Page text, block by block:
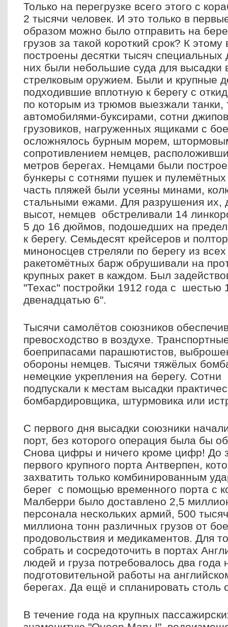
Только на перегрузке всего этого с
2 тысячи человек. И это только в
образом можно было отправить на
грузов за такой короткий срок? К
построены десятки тысяч
них были небольшие суда для высадки
стрелковым оружием. Были и крупные
подходившие вплотную к берегу с
по которым из трюмов выезжали
автомобилями-буксирами, сотни
грузовиков, нагруженных ящиками с
осложнялось бурным морем,
сопротивлением немцев,
метров берегах. Немцами были
бункеры с сотнями пушек и
часть пляжей были усеяны минами,
стальными ежами. Для разрушения их,
высот, немцев обстреливали 14
5 до 16 дюймов, подошедших на
к берегу. Семьдесят крейсеров и
миноносцев стреляли по берегу из
ракетомётных барж обрушивали на
крупных ракет в каждом. Был
"Техас" постройки 1912 года с шестью
двенадцатью 6".
Тысячи самолётов союзников
превосходство в воздухе.
боеприпасами парашютистов,
обороны немцев. Тысячи тяжёлых
немецкие укрепления на берегу. Сотни
подпускали к местам высадки
бомбардировщика, штурмовика или
С первого дня высадки союзники
порт, без которого операция была бы
Снова цифры и ничего кроме цифр! До
первого крупного порта Антверпен,
захватить только комбинированным
берег с помощью временного порта с
Малберри было доставлено 2,5
персонала нескольких армий, 500
миллиона тонн различных грузов от
продовольствия и медикаментов. Для
собрать и сосредоточить в портах
людей и груза потребовалось два года
подготовительной работы на
берегах. Да ещё и спланировать
В течение года на крупных